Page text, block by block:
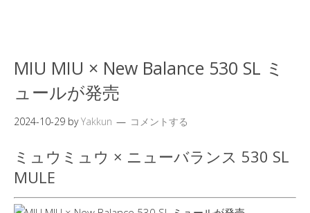
MIU MIU × New Balance 530 SL ミ
ュールが発売
2024-10-29 byYakkun コメントする
ミュウミュウ × ニューバランス 530 SL
MULE